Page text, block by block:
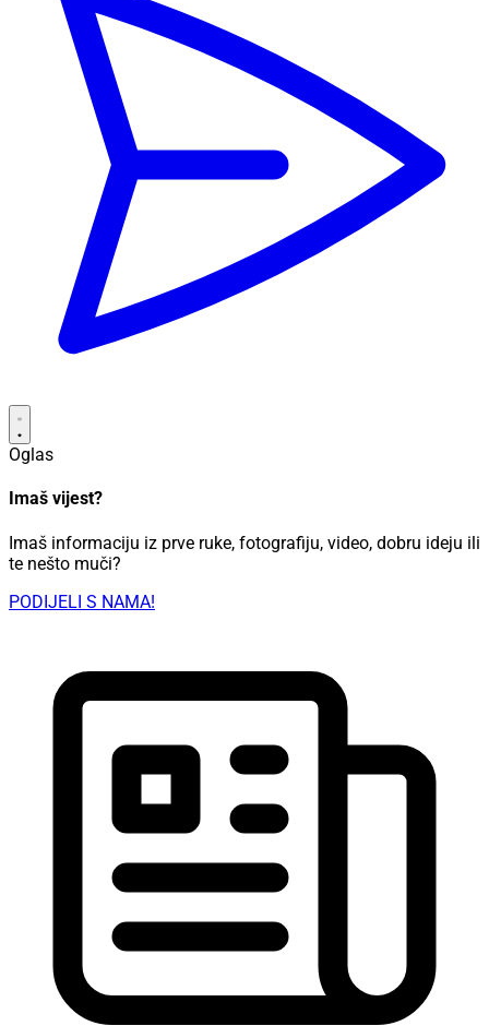
Oglas
Imaš vijest?
Imaš informaciju iz prve ruke, fotografiju, video, dobru ideju ili
te nešto muči?
PODIJELI S NAMA!